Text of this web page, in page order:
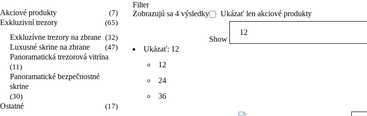
Akciové produkty (7)
Exkluzivní trezory (65)
Exkluzívne trezory na zbrane (32)
Luxusné skrine na zbrane (47)
Panoramatická trezorová vitrína
(11)
Panoramatické bezpečnostné
skrine
(30)
Ostatné (17)
Filter
Zobrazujú sa 4 výsledky
Ukázať len akciové produkty
Show
Ukázať: 12
12
24
36